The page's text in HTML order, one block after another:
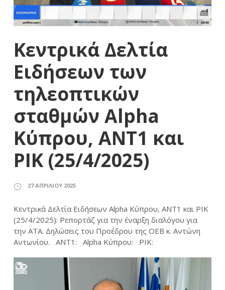
Κεντρικά Δελτία
Ειδήσεων των
τηλεοπτικών
σταθμών Alpha
Κύπρου, ΑΝΤ1 και
ΡΙΚ (25/4/2025)
27 ΑΠΡΙΛΊΟΥ 2025
Κεντρικά Δελτία Ειδήσεων Alpha Κύπρου, ΑΝΤ1 και ΡΙΚ
(25/4/2025): Ρεπορτάζ για την έναρξη διαλόγου για
την ΑΤΑ. Δηλώσεις του Προέδρου της ΟΕΒ κ. Αντώνη
Αντωνίου. ΑΝΤ1: Alpha Κύπρου: ΡΙΚ: